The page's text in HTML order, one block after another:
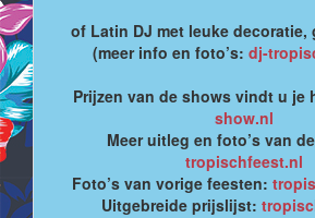
of Latin DJ met leuke
(meer info en foto’s: dj-
Prijzen van de shows vindt u je
show.nl
Meer uitleg en foto’s van
tropischfeest.nl
Foto’s van vorige feesten:
Uitgebreide prijslijst: